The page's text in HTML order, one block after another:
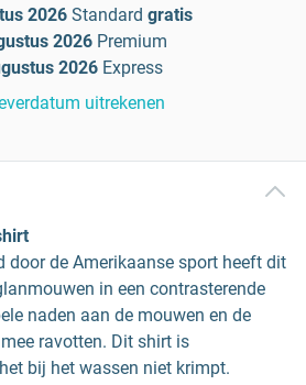
2026 Standard gratis
2026 Premium
2026 Express
uitrekenen
door de Amerikaanse sport heeft dit
in een contrasterende
naden aan de mouwen en de
ravotten. Dit shirt is
bij het wassen niet krimpt.